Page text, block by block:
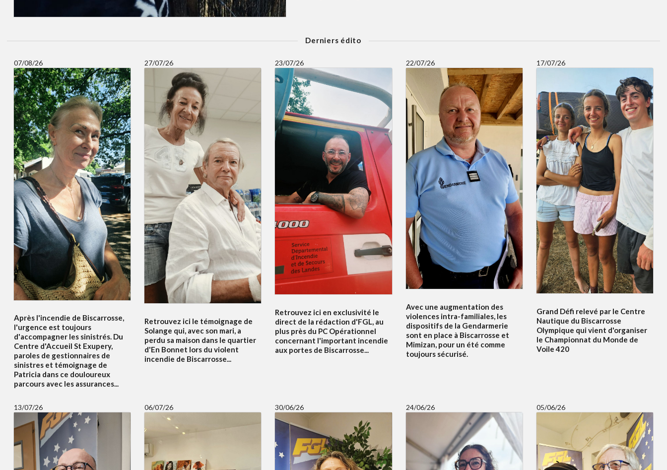
Derniers édito
07/08/26
Après l'incendie de Biscarrosse,
l'urgence est toujours
d'accompagner les sinistrés. Du
Centre d'Accueil St Exupery,
paroles de gestionnaires de
sinistres et témoignage de
Patricia dans ce douloureux
parcours avec les assurances...
27/07/26
Retrouvez ici le témoignage de
Solange qui, avec son mari, a
perdu sa maison dans le quartier
d'En Bonnet lors du violent
incendie de Biscarrosse...
23/07/26
Retrouvez ici en exclusivité le
direct de la rédaction d'FGL, au
plus près du PC Opérationnel
concernant l'important incendie
aux portes de Biscarrosse...
22/07/26
Avec une augmentation des
violences intra-familiales, les
dispositifs de la Gendarmerie
sont en place à Biscarrosse et
Mimizan, pour un été comme
toujours sécurisé.
17/07/26
Grand Défi relevé par le Centre
Nautique du Biscarrosse
Olympique qui vient d'organiser
le Championnat du Monde de
Voile 420
13/07/26 06/07/26 30/06/26 24/06/26 05/06/26